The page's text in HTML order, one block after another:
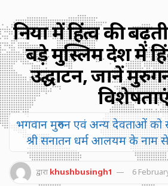
दुनिया में हिंदुत्व की
बड़े मुस्लिम देश में
उद्घाटन, जानें
भगवान मुरुगन एवं अन्य देवताओं को
श्री सनातन धर्म आलयम के नाम
द्वारा khushbusingh1 6